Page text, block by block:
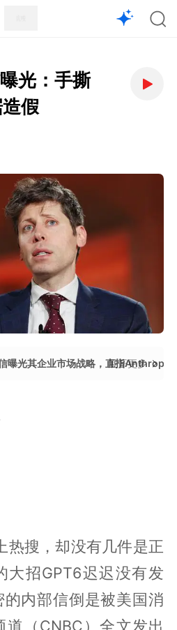
光：手撕
假
曝光其企业市场战略，直指Anthropic
展开更多
热搜，却没有几件是正
大招GPT6迟迟没有发
内部信倒是被美国消
（CNBC）全文发出